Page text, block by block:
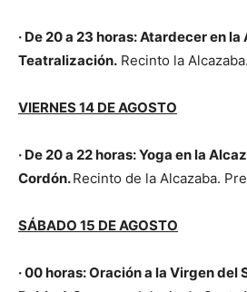
· De 20 a 23 horas: Atardecer en
Teatralización. Recinto la
VIERNES 14 DE AGOSTO
· De 20 a 22 horas: Yoga en la
Cordón.Recinto de la Alcazaba.
SÁBADO 15 DE AGOSTO
· 00 horas: Oración a la Virgen del